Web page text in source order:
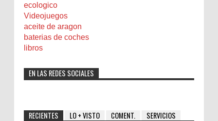
ecologico
Videojuegos
aceite de aragon
baterias de coches
libros
EN LAS REDES SOCIALES
RECIENTES LO + VISTO COMENT. SERVICIOS